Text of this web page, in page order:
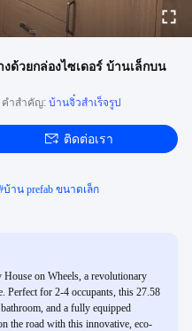
ด้วยกล่องไซเดอร์ บ้านเล็กบน
คำสำคัญ: บ้านจิ๋วสำเร็จรูป
ติดต่อเรา
บ้าน prefab ขนาดเล็ก
on Wheels, a revolutionary
Perfect for 2-4 occupants, this 27.58
and a fully equipped
the road with this innovative, eco-